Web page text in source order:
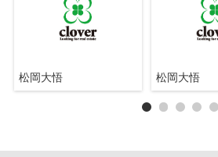
松岡大悟 松岡大悟